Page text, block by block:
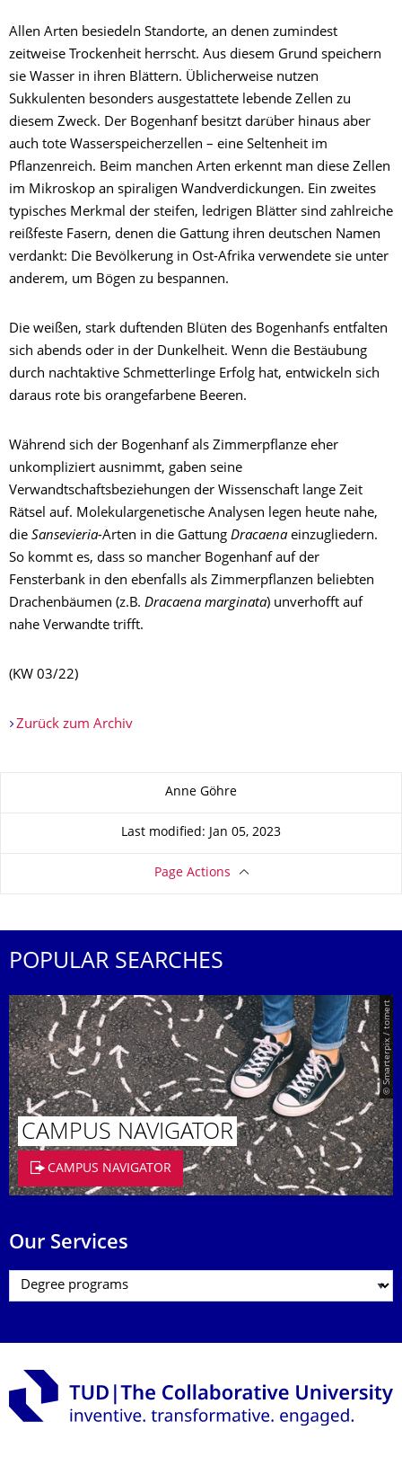
Allen Arten besiedeln Standorte, an denen zumindest
zeitweise Trockenheit herrscht. Aus diesem Grund speichern
sie Wasser in ihren Blättern. Üblicherweise nutzen
Sukkulenten besonders ausgestattete lebende Zellen zu
diesem Zweck. Der Bogenhanf besitzt darüber hinaus aber
auch tote Wasserspeicherzellen – eine Seltenheit im
Pflanzenreich. Beim manchen Arten erkennt man diese Zellen
im Mikroskop an spiraligen Wandverdickungen. Ein zweites
typisches Merkmal der steifen, ledrigen Blätter sind zahlreiche
reißfeste Fasern, denen die Gattung ihren deutschen Namen
verdankt: Die Bevölkerung in Ost-Afrika verwendete sie unter
anderem, um Bögen zu bespannen.
Die weißen, stark duftenden Blüten des Bogenhanfs entfalten
sich abends oder in der Dunkelheit. Wenn die Bestäubung
durch nachtaktive Schmetterlinge Erfolg hat, entwickeln sich
daraus rote bis orangefarbene Beeren.
Während sich der Bogenhanf als Zimmerpflanze eher
unkompliziert ausnimmt, gaben seine
Verwandtschaftsbeziehungen der Wissenschaft lange Zeit
Rätsel auf. Molekulargenetische Analysen legen heute nahe,
die Sansevieria-Arten in die Gattung Dracaenaeinzugliedern.
So kommt es, dass so mancher Bogenhanf auf der
Fensterbank in den ebenfalls als Zimmerpflanzen beliebten
Drachenbäumen (z.B. Dracaena marginata) unverhofft auf
nahe Verwandte trifft.
(KW 03/22)
Zurück zum Archiv
Anne Göhre
Last modified: Jan 05, 2023
Page Actions
POPULAR SEARCHES
© Smarterpix / tomert
CAMPUS NAVIGATOR
CAMPUS NAVIGATOR
Our Services